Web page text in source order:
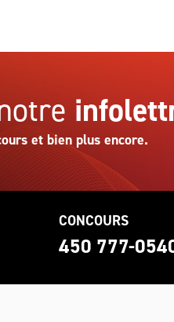
et bien plus encore.
CONCOURS
450 777-